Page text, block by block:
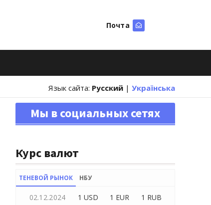
Почта
Язык сайта: Русский | Українська
Мы в социальных сетях
Курс валют
ТЕНЕВОЙ РЫНОК НБУ
02.12.2024 1 USD 1 EUR 1 RUB